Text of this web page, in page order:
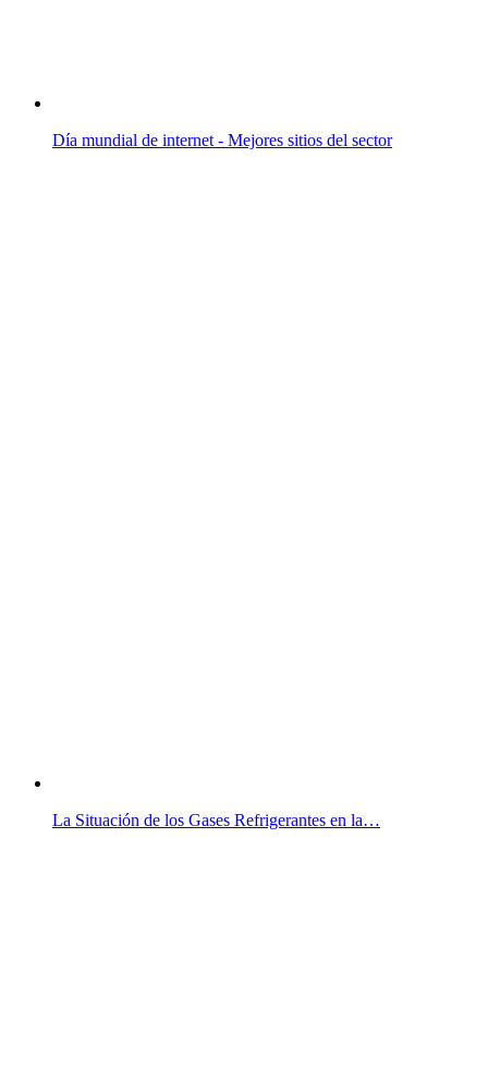
Día mundial de internet - Mejores sitios del sector
La Situación de los Gases Refrigerantes en la…